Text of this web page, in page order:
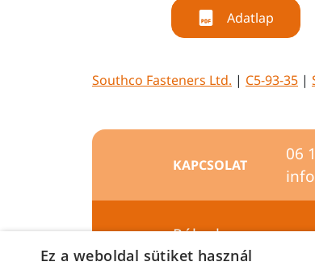
Adatlap
Southco Fasteners Ltd. | C5-93-35 |
KAPCSOLAT
06
Rólunk
Ez a weboldal sütiket használ